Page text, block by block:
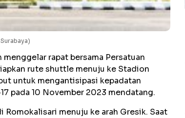
rapat bersama Persatuan
rute shuttle menuju ke Stadion
untuk mengantisipasi kepadatan
pada 10 November 2023 mendatang.
menuju ke arah Gresik. Saat